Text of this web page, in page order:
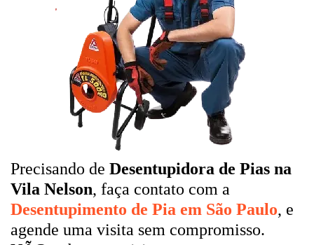
Precisando de Desentupidora de Pias na
Vila Nelson, faça contato com a
Desentupimento de Pia em São Paulo, e
agende uma visita sem compromisso.